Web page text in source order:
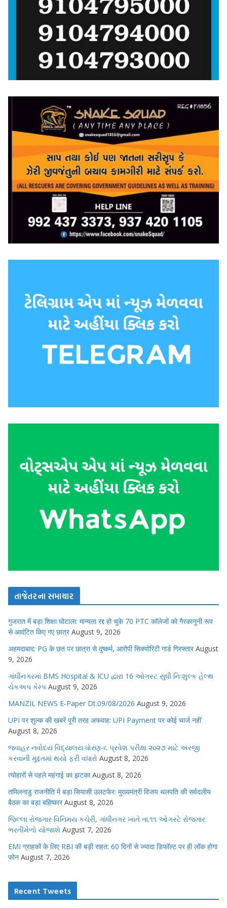
તાજેતરના સમાચાર
गुजरात में बड़ा शिक्षा घोटाला: मान्यता रद्द हो चुके 70 PTC कॉलेजों को गैरकानूनी रूप
से आवंटित किए गए छात्र August 9, 2026
अहमदाबाद: PG के छत पर छात्रा से दुष्कर्म, आरोपी सिक्योरिटी गार्ड गिरफ्तार August
9, 2026
ગાંધીનગરમાં BMS Hospital & ICU દ્વારા 16 ઓગસ્ટ સુધી નિઃશુલ્ક હેલ્થ
ચેકઅપ કેમ્પ August 9, 2026
MANZIL NEWS E-Paper Dt.09/08/2026 August 9, 2026
UPI पर शुल्क की खबरें पूरी तरह अफवाह: UPI Payment पर कोई चार्ज नहीं
August 8, 2026
જવાહર નવોદય વિદ્યાલય ધોરણ-૬ પ્રવેશ પરીક્ષા ૨૦૨૭ માટે અરજી
કરવાની મુદ્દતમાં થયો ફરી વધારો August 8, 2026
त्योहारों से पहले महंगाई का झटका August 8, 2026
तमिलनाडु राजनीति में बड़ा सियासी उलटफेर: मुख्यमंत्री विजय थलपति की सर्वदलीय
बैठक का बड़ा बहिष्कार August 8, 2026
જિલ્લા રોજગાર વિનિમય કચેરી, ગાંધીનગર ખાતે તા.૧૧ ઓગસ્ટે રોજગાર
ભરતીમેળો યોજાશે August 7, 2026
EMI ग्राहकों के लिए RBI की बड़ी राहत: 60 दिनों से ज्यादा डिफॉल्ट पर ही लॉक होगा
फोन August 7, 2026
Recent Tweets